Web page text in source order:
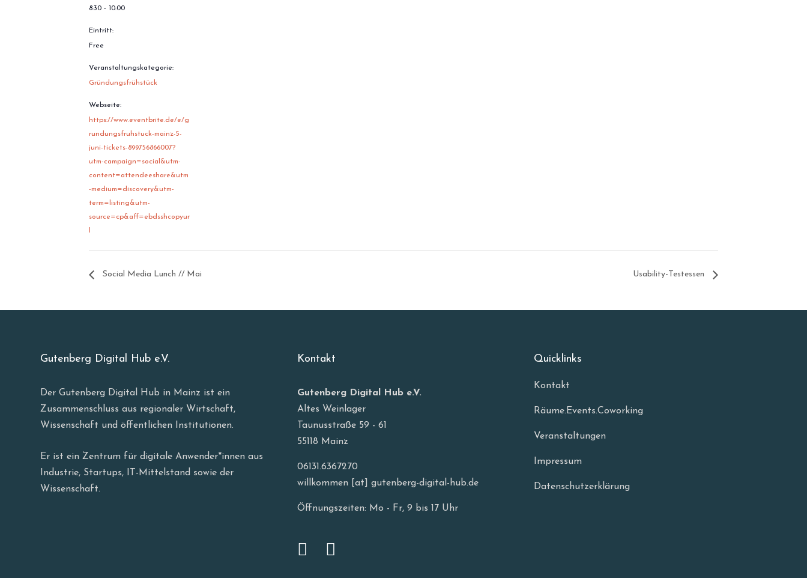
8:30 - 10:00
Eintritt:
Free
Veranstaltungskategorie:
Gründungsfrühstück
Webseite:
https://www.eventbrite.de/e/g
rundungsfruhstuck-mainz-5-
juni-tickets-899756866007?
utm-campaign=social&utm-
content=attendeeshare&utm
-medium=discovery&utm-
term=listing&utm-
source=cp&aff=ebdsshcopyur
Social Media Lunch // Mai Usability-Testessen
Gutenberg Digital Hub e.V.
Der Gutenberg Digital Hub in Mainz ist ein
Zusammenschluss aus regionaler Wirtschaft,
Wissenschaft und öffentlichen Institutionen.
Er ist ein Zentrum für digitale Anwender*innen aus
Industrie, Startups, IT-Mittelstand sowie der
Wissenschaft.
Kontakt
Gutenberg Digital Hub e.V.
Altes Weinlager
Taunusstraße 59 - 61
55118 Mainz
06131.6367270
willkommen [at] gutenberg-digital-hub.de
Öffnungszeiten: Mo - Fr, 9 bis 17 Uhr
Quicklinks
Kontakt
Räume.Events.Coworking
Veranstaltungen
Impressum
Datenschutzerklärung